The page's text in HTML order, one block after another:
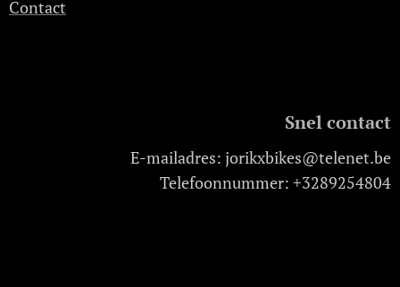
Contact
Snel contact
E-mailadres: jorikxbikes@telenet.be
Telefoonnummer: +3289254804